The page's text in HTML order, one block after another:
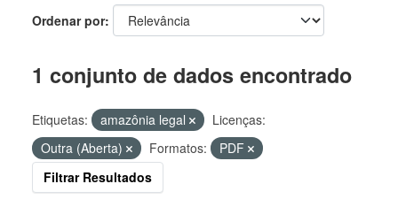
Ordenar por
1 conjunto de dados encontrado
Etiquetas: amazônia legal
Licenças:
Outra (Aberta)
Formatos:
PDF
Filtrar Resultados